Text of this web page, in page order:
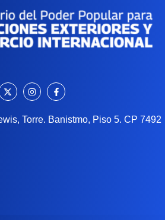
Torre. Banistmo, Piso 5. CP 7492